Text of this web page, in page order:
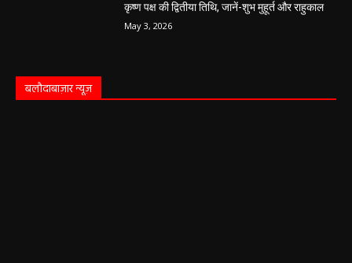
कृष्ण पक्ष की द्वितीया तिथि, जानें-शुभ मुहूर्त और राहुकाल
May 3, 2026
बलौदाबाज़ार न्यूज़